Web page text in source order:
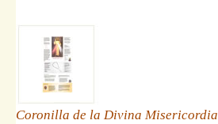
Coronilla de la Divina Misericordia